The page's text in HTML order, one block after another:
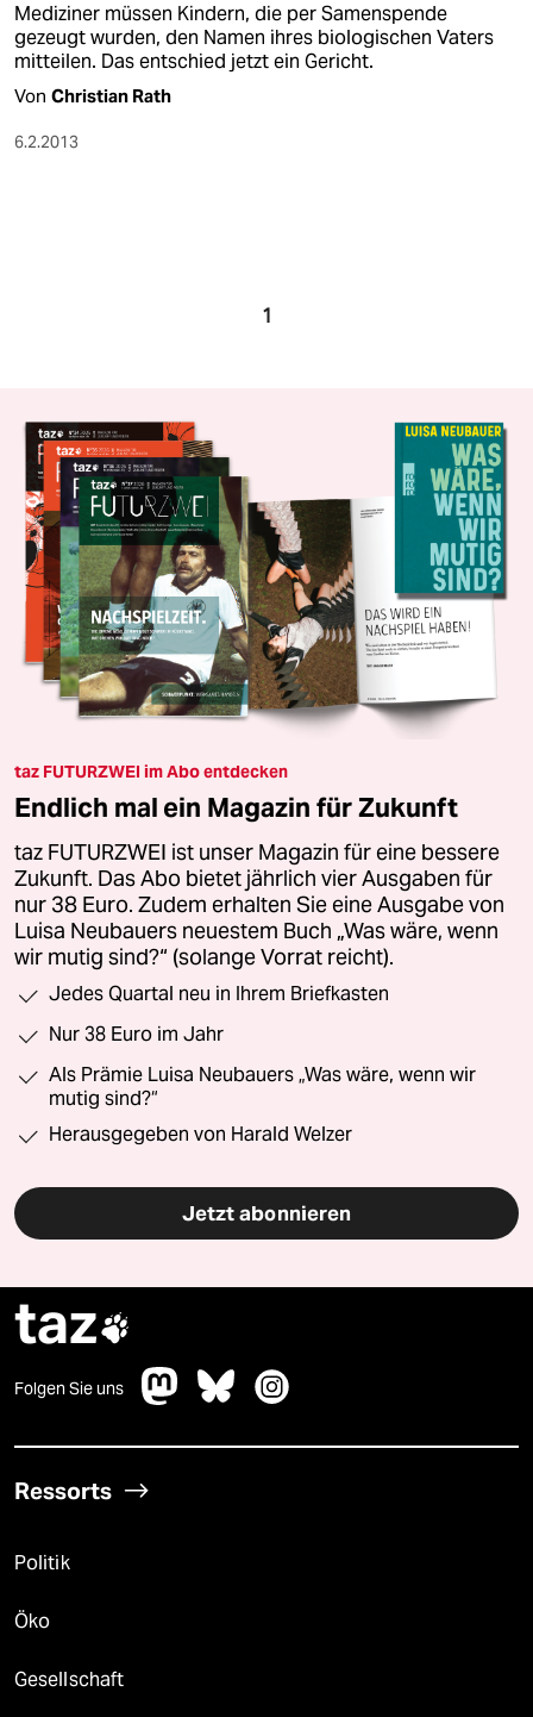
Mediziner müssen Kindern, die per Samenspende
gezeugt wurden, den Namen ihres biologischen Vaters
mitteilen. Das entschied jetzt ein Gericht.
Von Christian Rath
6.2.2013
1
taz FUTURZWEI im Abo entdecken
Endlich mal ein Magazin für Zukunft
taz FUTURZWEI ist unser Magazin für eine bessere
Zukunft. Das Abo bietet jährlich vier Ausgaben für
nur 38 Euro. Zudem erhalten Sie eine Ausgabe von
Luisa Neubauers neuestem Buch „Was wäre, wenn
wir mutig sind?“ (solange Vorrat reicht).
Jedes Quartal neu in Ihrem Briefkasten
Nur 38 Euro im Jahr
Als Prämie Luisa Neubauers „Was wäre, wenn wir
mutig sind?“
Herausgegeben von Harald Welzer
Jetzt abonnieren
taz
Folgen Sie uns
Ressorts
Politik
Öko
Gesellschaft